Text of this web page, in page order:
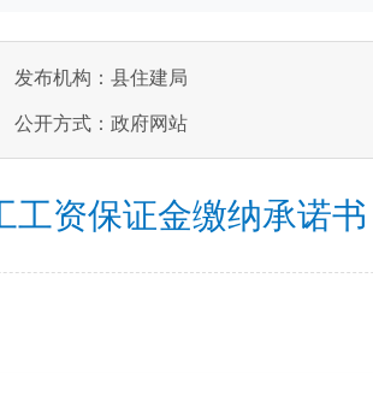
发布机构：县住建局
公开方式：政府网站
工资保证金缴纳承诺书